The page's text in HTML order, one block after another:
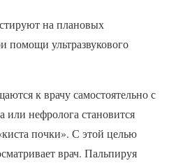
на плановых
помощи ультразвукового
к врачу самостоятельно с
или нефролога становится
почки». С этой целью
врач. Пальпируя